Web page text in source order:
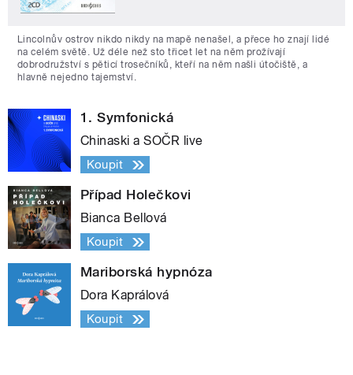
Lincolnův ostrov nikdo nikdy na mapě nenašel, a přece ho znají lidé
na celém světě. Už déle než sto třicet let na něm prožívají
dobrodružství s pěticí trosečníků, kteří na něm našli útočiště, a
hlavně nejedno tajemství.
1. Symfonická
Chinaski a SOČR live
Koupit
Případ Holečkovi
Bianca Bellová
Koupit
Mariborská hypnóza
Dora Kaprálová
Koupit